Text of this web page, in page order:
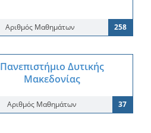
Αριθμός Μαθημάτων 258
Πανεπιστήμιο Δυτικής
Μακεδονίας
Αριθμός Μαθημάτων 37